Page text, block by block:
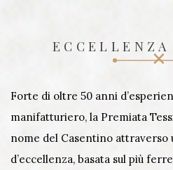
Forte di oltre 50 anni
manifatturiero, la Premiata
nome del Casentino attraverso
d’eccellenza, basata sul più